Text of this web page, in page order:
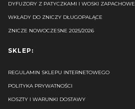
DYFUZORY Z PATYCZKAMI I WOSKI ZAPACHOWE
WKŁADY DO ZNICZY DŁUGOPALĄCE
ZNICZE NOWOCZESNE 2025/2026
SKLEP:
REGULAMIN SKLEPU INTERNETOWEGO
POLITYKA PRYWATNOŚCI
KOSZTY I WARUNKI DOSTAWY